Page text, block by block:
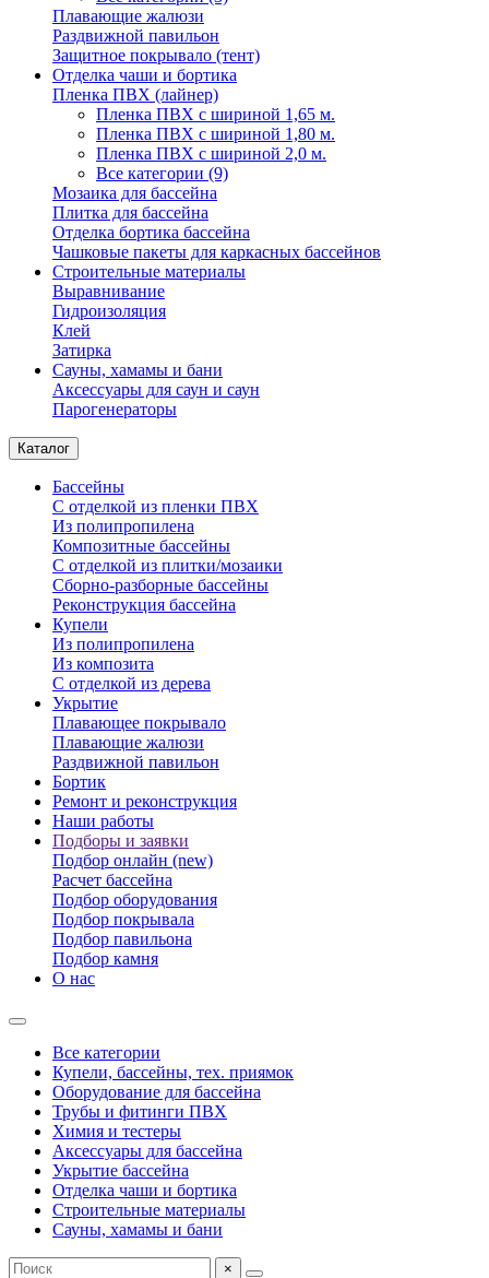
Плавающие жалюзи
Раздвижной павильон
Защитное покрывало (тент)
Отделка чаши и бортика
Пленка ПВХ (лайнер)
Пленка ПВХ с шириной 1,65 м.
Пленка ПВХ с шириной 1,80 м.
Пленка ПВХ с шириной 2,0 м.
Все категории (9)
Мозаика для бассейна
Плитка для бассейна
Отделка бортика бассейна
Чашковые пакеты для каркасных бассейнов
Строительные материалы
Выравнивание
Гидроизоляция
Клей
Затирка
Сауны, хамамы и бани
Аксессуары для саун и саун
Парогенераторы
Каталог
Бассейны
С отделкой из пленки ПВХ
Из полипропилена
Композитные бассейны
С отделкой из плитки/мозаики
Сборно-разборные бассейны
Реконструкция бассейна
Купели
Из полипропилена
Из композита
С отделкой из дерева
Укрытие
Плавающее покрывало
Плавающие жалюзи
Раздвижной павильон
Бортик
Ремонт и реконструкция
Наши работы
Подборы и заявки
Подбор онлайн (new)
Расчет бассейна
Подбор оборудования
Подбор покрывала
Подбор павильона
Подбор камня
О нас
Все категории
Купели, бассейны, тех. приямок
Оборудование для бассейна
Трубы и фитинги ПВХ
Химия и тестеры
Аксессуары для бассейна
Укрытие бассейна
Отделка чаши и бортика
Строительные материалы
Сауны, хамамы и бани
×